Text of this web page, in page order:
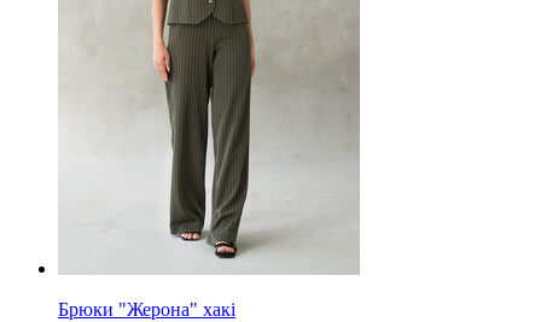
Брюки "Жерона" хакі